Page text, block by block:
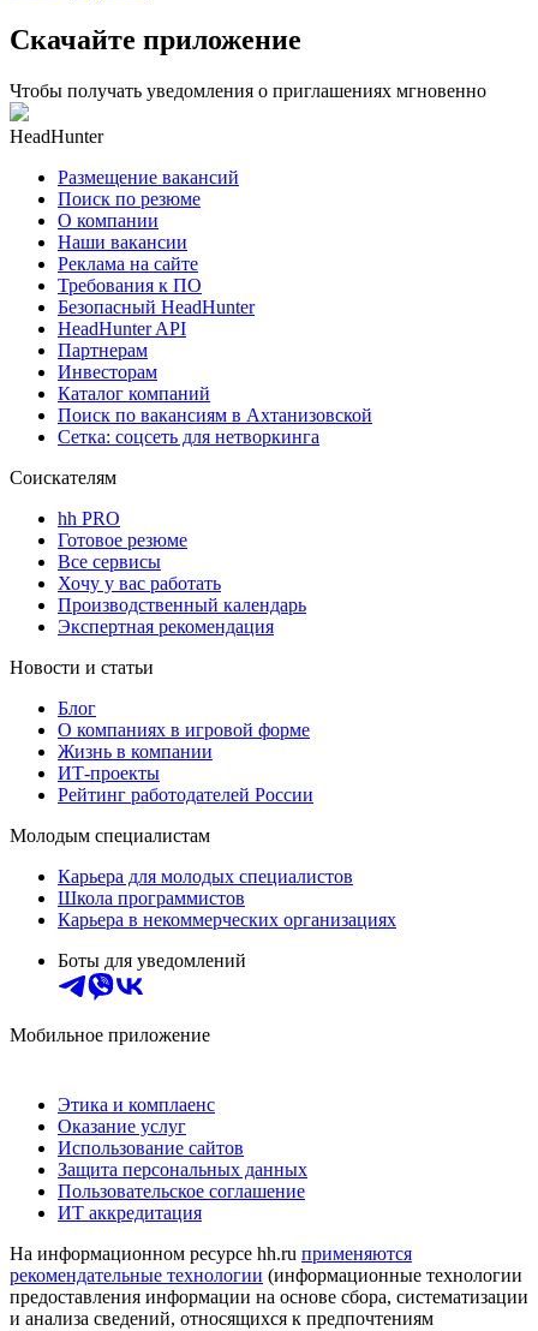
Скачайте приложение
Чтобы получать уведомления о приглашениях мгновенно
HeadHunter
Размещение вакансий
Поиск по резюме
О компании
Наши вакансии
Реклама на сайте
Требования к ПО
Безопасный HeadHunter
HeadHunter API
Партнерам
Инвесторам
Каталог компаний
Поиск по вакансиям в Ахтанизовской
Сетка: соцсеть для нетворкинга
Соискателям
hh PRO
Готовое резюме
Все сервисы
Хочу у вас работать
Производственный календарь
Экспертная рекомендация
Новости и статьи
Блог
О компаниях в игровой форме
Жизнь в компании
ИТ-проекты
Рейтинг работодателей России
Молодым специалистам
Карьера для молодых специалистов
Школа программистов
Карьера в некоммерческих организациях
Боты для уведомлений
Мобильное приложение
Этика и комплаенс
Оказание услуг
Использование сайтов
Защита персональных данных
Пользовательское соглашение
ИТ аккредитация
На информационном ресурсе hh.ru применяются
рекомендательные технологии (информационные технологии
предоставления информации на основе сбора, систематизации
и анализа сведений, относящихся к предпочтениям